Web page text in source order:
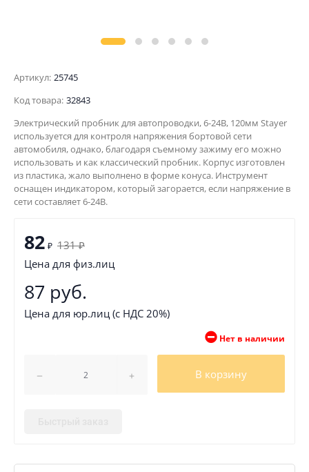
Артикул: 25745
Код товара: 32843
Электрический пробник для автопроводки, 6-24В, 120мм Stayer
используется для контроля напряжения бортовой сети
автомобиля, однако, благодаря съемному зажиму его можно
использовать и как классический пробник. Корпус изготовлен
из пластика, жало выполнено в форме конуса. Инструмент
оснащен индикатором, который загорается, если напряжение в
сети составляет 6-24В.
82 ₽ 131 ₽
Цена для физ.лиц
87 руб.
Цена для юр.лиц (с НДС 20%)
Нет в наличии
В корзину